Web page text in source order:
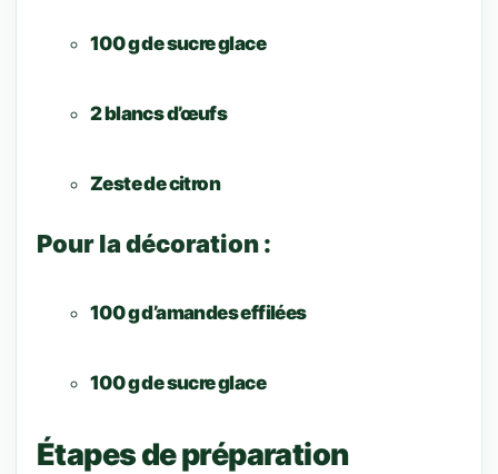
100 g de sucre glace
2 blancs d’œufs
Zeste de citron
Pour la décoration :
100 g d’amandes effilées
100 g de sucre glace
Étapes de préparation